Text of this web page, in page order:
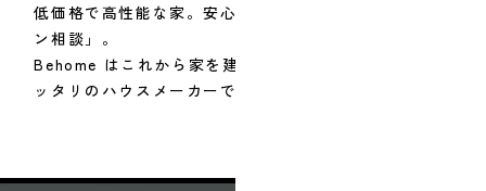
低価格で高性能な家。安心の計画が可能な「住宅ロー
ン相談」。
Behome はこれから家を建てる熊本の全てのひとにピ
ッタリのハウスメーカーです。